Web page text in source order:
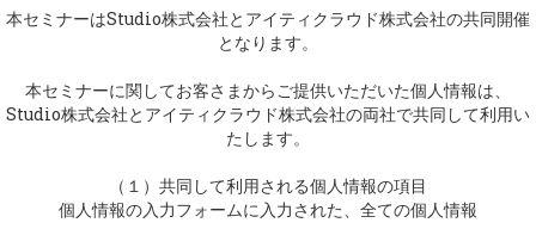
本セミナーはStudio株式会社とアイティクラウド株式会社の共同開催
となります。
本セミナーに関してお客さまからご提供いただいた個人情報は、
Studio株式会社とアイティクラウド株式会社の両社で共同して利用い
たします。
（１）共同して利用される個人情報の項目
個人情報の入力フォームに入力された、全ての個人情報